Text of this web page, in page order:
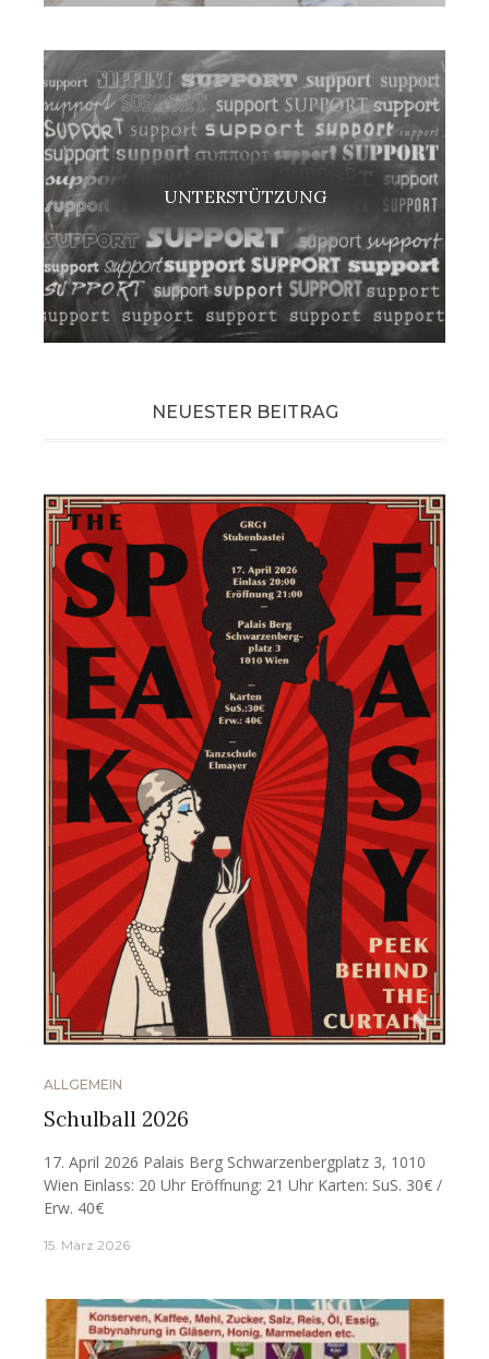
UNTERSTÜTZUNG
NEUESTER BEITRAG
ALLGEMEIN
Schulball 2026
17. April 2026 Palais Berg Schwarzenbergplatz 3, 1010
Wien Einlass: 20 Uhr Eröffnung: 21 Uhr Karten: SuS. 30€ /
Erw. 40€
15. März 2026